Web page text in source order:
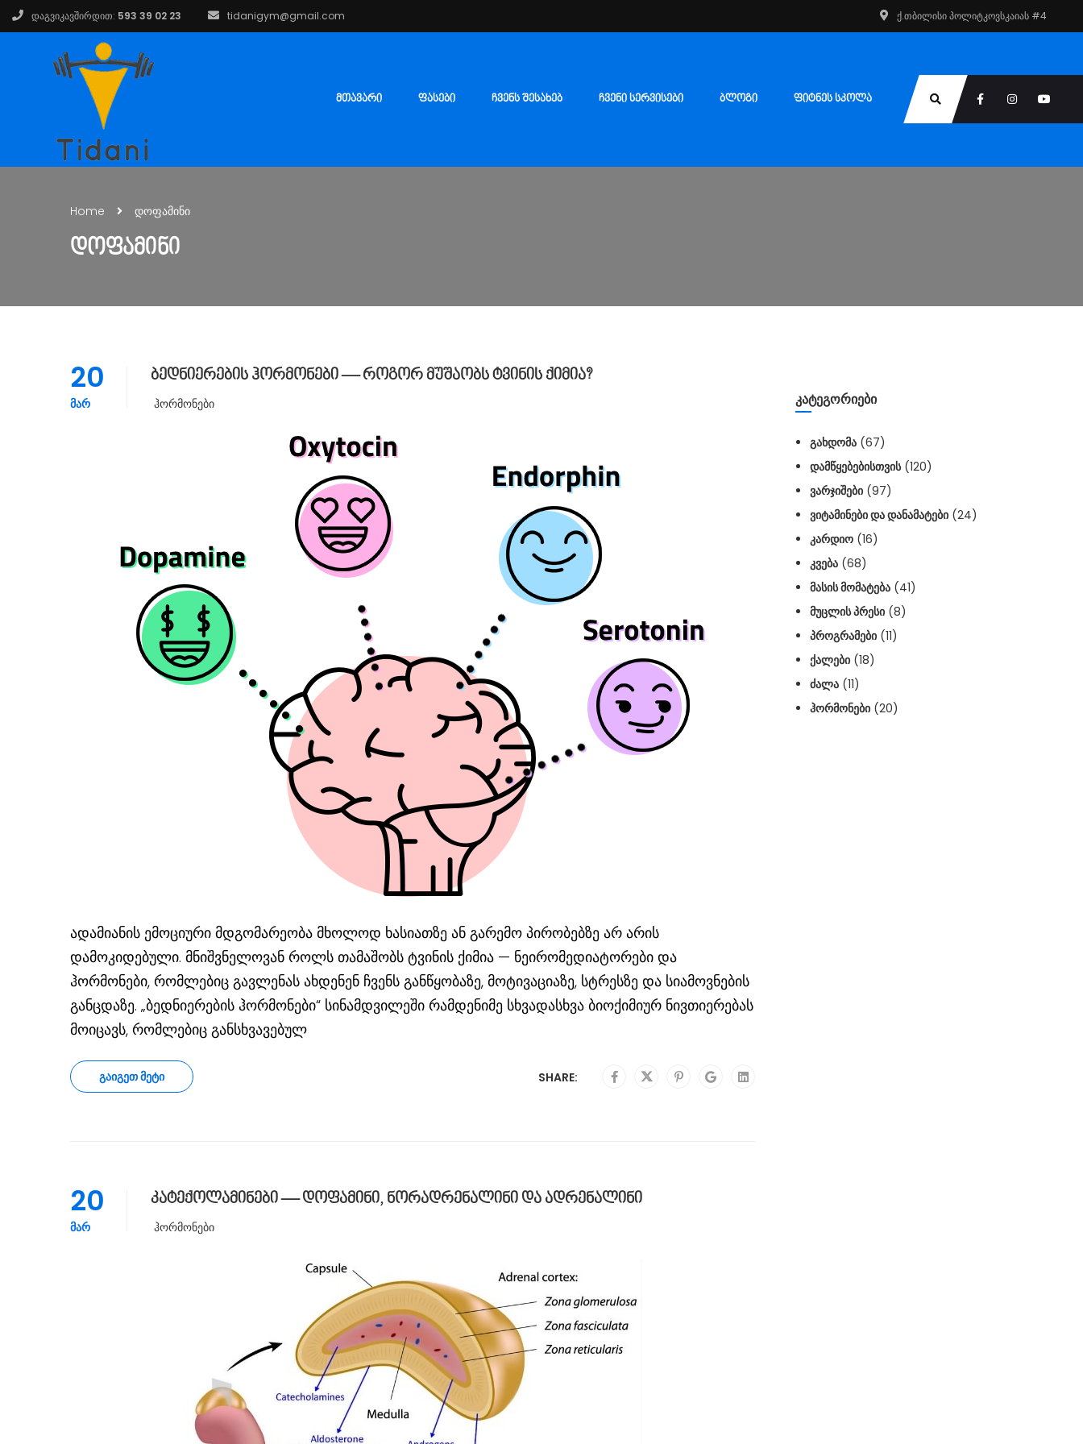
დაგვიკავშირდით: 593 39 02 23 tidanigym@gmail.com ქ.თბილისი პოლიტკოვსკაიას #4
ᲛᲗᲐᲕᲐᲠᲘ ᲤᲐᲡᲔᲑᲘ ᲩᲕᲔᲜᲡ ᲨᲔᲡᲐᲮᲔᲑ ᲩᲕᲔᲜᲘ ᲡᲔᲠᲕᲘᲡᲔᲑᲘ ᲑᲚᲝᲒᲘ ᲤᲘᲢᲜᲔᲡ ᲡᲙᲝᲚᲐ
Home დოფამინი
ᲓᲝᲤᲐᲛᲘᲜᲘ
20
ᲛᲐᲠ
ბედნიერების ჰორმონები — როგორ მუშაობს ტვინის ქიმია?
Ჰორმონები
ადამიანის ემოციური მდგომარეობა მხოლოდ ხასიათზე ან გარემო პირობებზე არ არის
დამოკიდებული. მნიშვნელოვან როლს თამაშობს ტვინის ქიმია — ნეირომედიატორები და
ჰორმონები, რომლებიც გავლენას ახდენენ ჩვენს განწყობაზე, მოტივაციაზე, სტრესზე და სიამოვნების
განცდაზე. „ბედნიერების ჰორმონები“ სინამდვილეში რამდენიმე სხვადასხვა ბიოქიმიურ ნივთიერებას
მოიცავს, რომლებიც განსხვავებულ
ᲒᲐᲘᲒᲔᲗ ᲛᲔᲢᲘ SHARE:
20
ᲛᲐᲠ
კატექოლამინები — დოფამინი, ნორადრენალინი და ადრენალინი
Ჰორმონები
ᲙᲐᲢᲔᲒᲝᲠᲘᲔᲑᲘ
ᲒᲐᲮᲓᲝᲛᲐ (67)
ᲓᲐᲛᲬᲧᲔᲑᲔᲑᲘᲡᲗᲕᲘᲡ(120)
ᲕᲐᲠᲯᲘᲨᲔᲑᲘ (97)
ᲕᲘᲢᲐᲛᲘᲜᲔᲑᲘ ᲓᲐ ᲓᲐᲜᲐᲛᲐᲢᲔᲑᲘ (24)
ᲙᲐᲠᲓᲘᲝ (16)
ᲙᲕᲔᲑᲐ (68)
ᲛᲐᲡᲘᲡ ᲛᲝᲛᲐᲢᲔᲑᲐ (41)
ᲛᲣᲪᲚᲘᲡ ᲞᲠᲔᲡᲘ (8)
ᲞᲠᲝᲒᲠᲐᲛᲔᲑᲘ (11)
ᲥᲐᲚᲔᲑᲘ (18)
ᲫᲐᲚᲐ (11)
ᲰᲝᲠᲛᲝᲜᲔᲑᲘ (20)